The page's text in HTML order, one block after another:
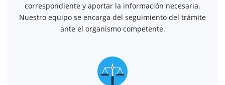
correspondiente y aportar la información necesaria.
Nuestro equipo se encarga del seguimiento del trámite
ante el organismo competente.